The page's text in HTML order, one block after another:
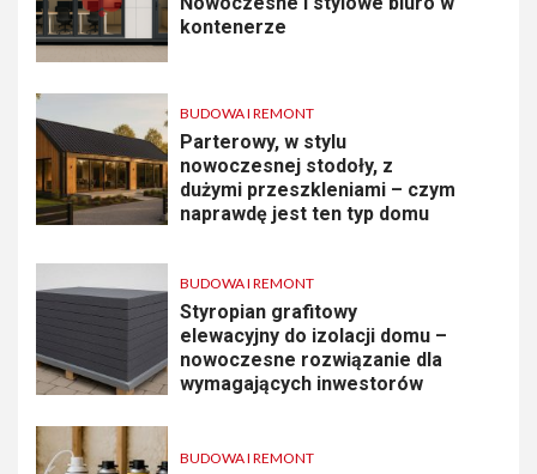
kontenerze
BUDOWA I REMONT
Parterowy, w stylu
nowoczesnej stodoły, z
dużymi przeszkleniami – czym
naprawdę jest ten typ domu
BUDOWA I REMONT
Styropian grafitowy
elewacyjny do izolacji domu –
nowoczesne rozwiązanie dla
wymagających inwestorów
BUDOWA I REMONT